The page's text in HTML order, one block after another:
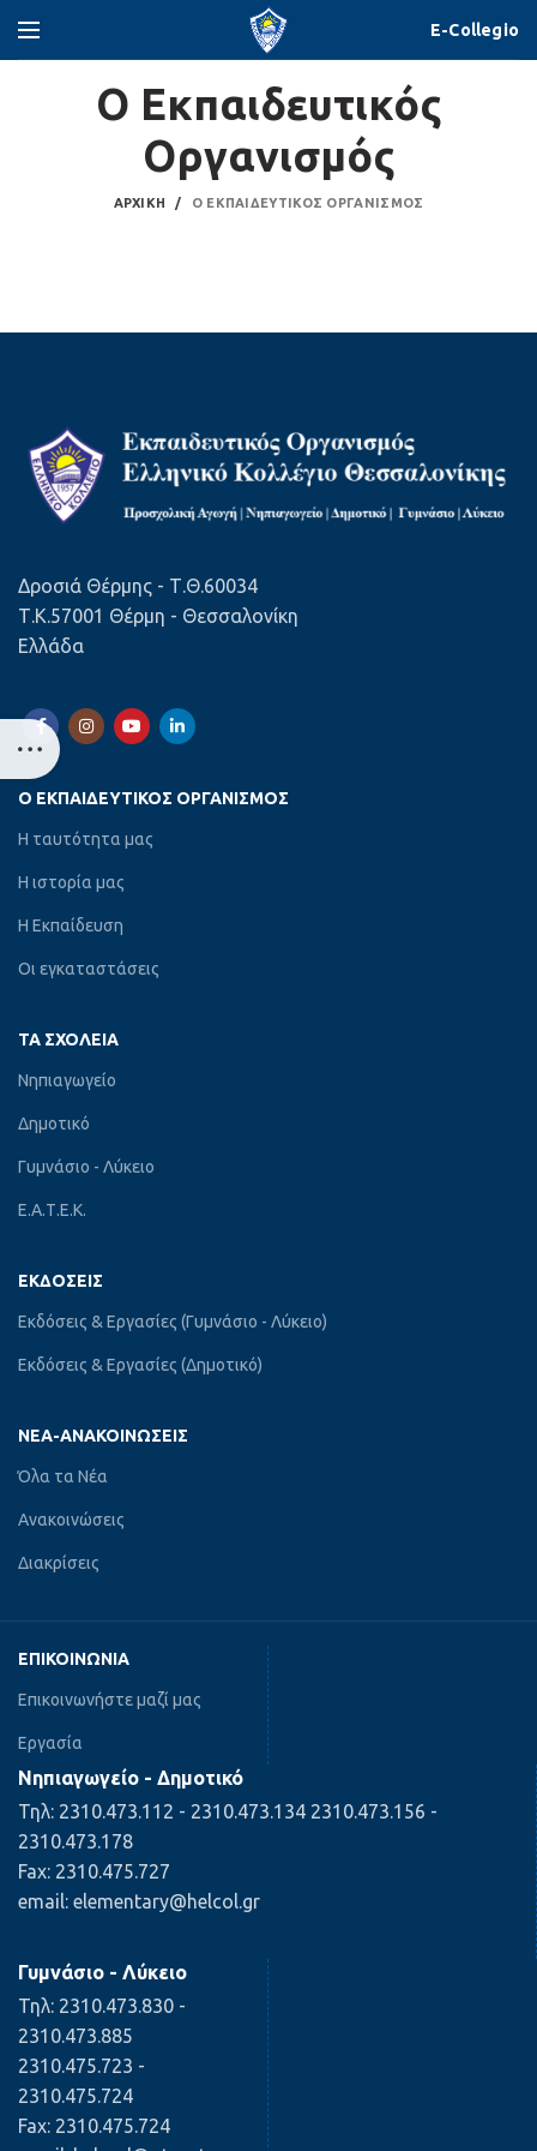
E-Collegio
Ο Εκπαιδευτικός
Οργανισμός
ΑΡΧΙΚΉ Ο ΕΚΠΑΙΔΕΥΤΙΚΌΣ ΟΡΓΑΝΙΣΜΌΣ
Δροσιά Θέρμης - Τ.Θ.60034
Τ.Κ.57001 Θέρμη - Θεσσαλονίκη
Ελλάδα
Ο ΕΚΠΑΙΔΕΥΤΙΚΌΣ ΟΡΓΑΝΙΣΜΌΣ
Η ταυτότητα μας
Η ιστορία μας
Η Εκπαίδευση
Οι εγκαταστάσεις
ΤΑ ΣΧΟΛΕΊΑ
Νηπιαγωγείο
Δημοτικό
Γυμνάσιο - Λύκειο
Ε.Α.Τ.Ε.Κ.
ΕΚΔΌΣΕΙΣ
Εκδόσεις & Εργασίες (Γυμνάσιο - Λύκειο)
Εκδόσεις & Εργασίες (Δημοτικό)
ΝΈΑ-ΑΝΑΚΟΙΝΏΣΕΙΣ
Όλα τα Νέα
Ανακοινώσεις
Διακρίσεις
ΕΠΙΚΟΙΝΩΝΊΑ
Επικοινωνήστε μαζί μας
Εργασία
Νηπιαγωγείο - Δημοτικό
Τηλ: 2310.473.112 - 2310.473.134 2310.473.156 -
2310.473.178
Fax: 2310.475.727
email: elementary@helcol.gr
Γυμνάσιο - Λύκειο
Τηλ: 2310.473.830 -
2310.473.885
2310.475.723 -
2310.475.724
Fax: 2310.475.724